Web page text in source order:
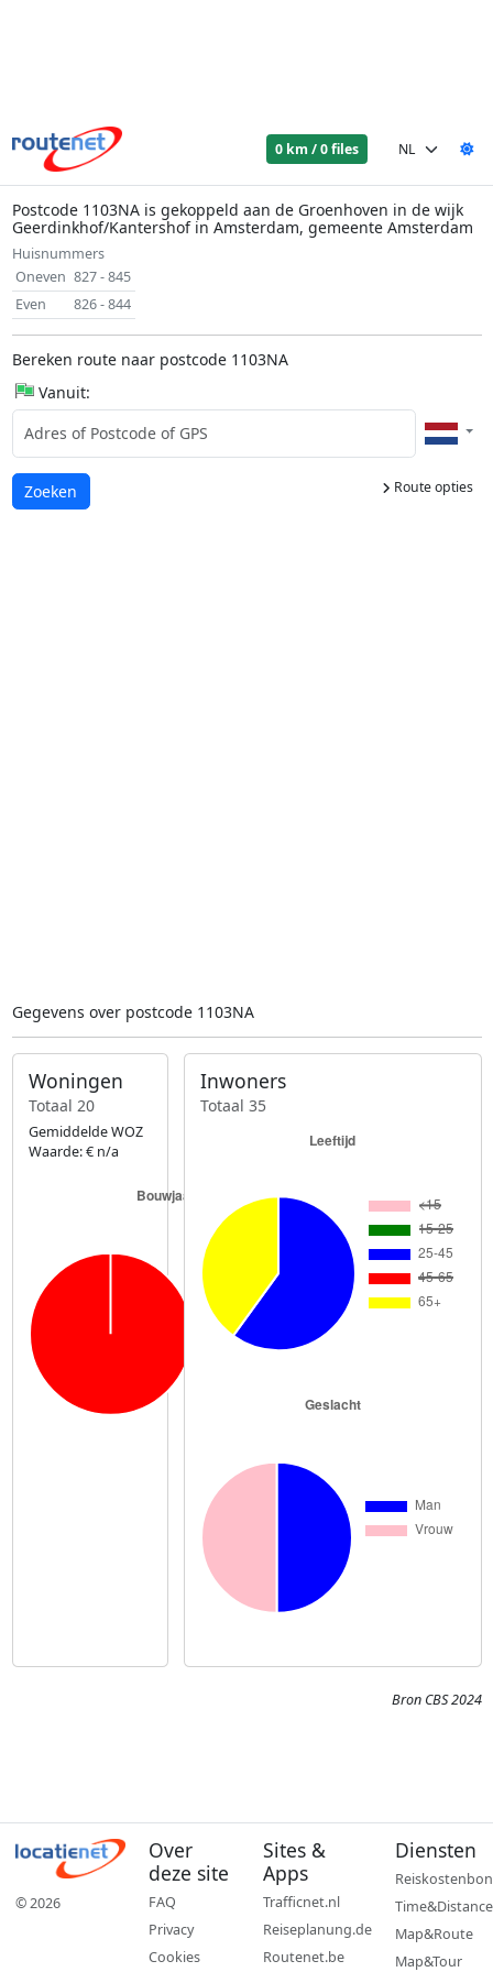
0 km / 0 files
Postcode 1103NA is gekoppeld aan de Groenhoven in de wijk
Geerdinkhof/Kantershof in Amsterdam, gemeente Amsterdam
Huisnummers
Oneven 827 - 845
Even
826 - 844
Bereken route naar postcode 1103NA
Vanuit:
Route opties
Laden...
Zoeken
Gegevens over postcode 1103NA
Woningen
Totaal 20
Gemiddelde WOZ
Waarde: € n/a
Inwoners
Totaal 35
Bron CBS 2024
© 2026
Over
deze site
FAQ
Privacy
Cookies
Sites &
Apps
Trafficnet.nl
Reiseplanung.de
Routenet.be
Diensten
Reiskostenbon
Time&Distance
Map&Route
Map&Tour